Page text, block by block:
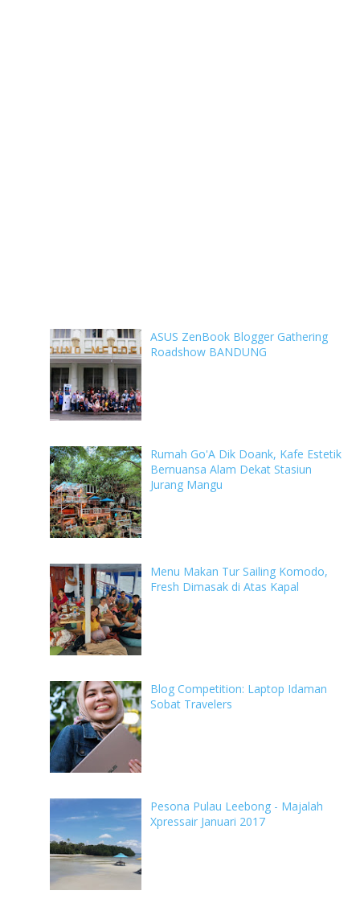
ASUS ZenBook Blogger Gathering
Roadshow BANDUNG
Rumah Go'A Dik Doank, Kafe Estetik
Bernuansa Alam Dekat Stasiun
Jurang Mangu
Menu Makan Tur Sailing Komodo,
Fresh Dimasak di Atas Kapal
Blog Competition: Laptop Idaman
Sobat Travelers
Pesona Pulau Leebong - Majalah
Xpressair Januari 2017